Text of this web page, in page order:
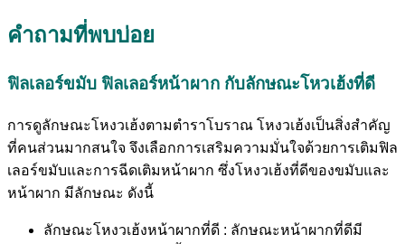
คำถามที่พบบ่อย
ฟิลเลอร์ขมับ ฟิลเลอร์หน้าผาก กับลักษณะโหวเฮ้งที่ดี
การดูลักษณะโหงวเฮ้งตามตำราโบราณ โหงวเฮ้งเป็นสิ่งสำคัญ
ที่คนส่วนมากสนใจ จึงเลือกการเสริมความมั่นใจด้วยการเติมฟิล
เลอร์ขมับและการฉีดเติมหน้าผาก ซึ่งโหงวเฮ้งที่ดีของขมับและ
หน้าผาก มีลักษณะ ดังนี้
ลักษณะโหงวเฮ้งหน้าผากที่ดี : ลักษณะหน้าผากที่ดีมี